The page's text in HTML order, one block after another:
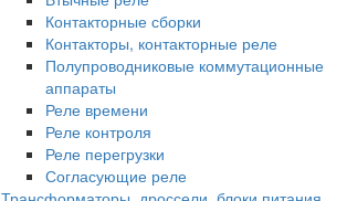
Контакторные сборки
Контакторы, контакторные реле
Полупроводниковые коммутационные
аппараты
Реле времени
Реле контроля
Реле перегрузки
Согласующие реле